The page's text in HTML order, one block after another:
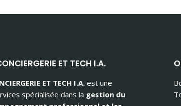
ET TECH I.A.
ET TECH I.A.est une
spécialisée dans la gestion du